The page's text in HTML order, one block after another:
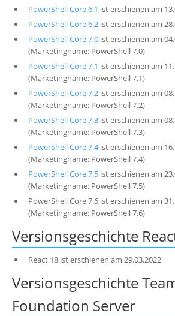
PowerShell Core 6.1 ist erschienen am
PowerShell Core 6.2ist erschienen am
PowerShell Core 7.0ist erschienen am
(Marketingname: PowerShell 7.0)
PowerShell Core 7.1 ist erschienen am
(Marketingname: PowerShell 7.1)
PowerShell Core 7.2ist erschienen am
(Marketingname: PowerShell 7.2)
PowerShell Core 7.3ist erschienen am
(Marketingname: PowerShell 7.3)
PowerShell Core 7.4ist erschienen am
(Marketingname: PowerShell 7.4)
PowerShell Core 7.5ist erschienen am
(Marketingname: PowerShell 7.5)
PowerShell Core 7.6 ist erschienen am
(Marketingname: PowerShell 7.6)
Versionsgeschichte
React 18 ist erschienen am 29.03.2022
Versionsgeschichte
Foundation Server